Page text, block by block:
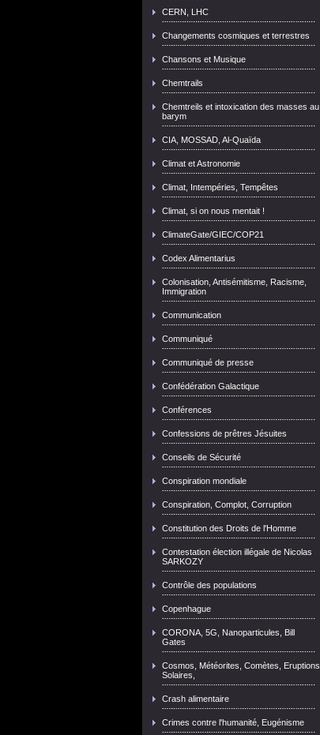
CERN, LHC
Changements cosmiques et terrestres
Chansons et Musique
Chemtrails
Chemtreils et intoxication des masses au
barym
CIA, MOSSAD, Al-Quaïda
Climat et Astronomie
Climat, Intempéries, Tempêtes
Climat, si on nous mentait !
ClimateGate/GIEC/COP21
Codex Alimentarius
Colonisation, Antisémitisme, Racisme,
Immigration
Communication
Communiqué
Communiqué de presse
Confédération Galactique
Conférences
Confessions de prêtres Jésuites
Conseils de Sécurité
Conspiration mondiale
Conspiration, Complot, Corruption
Constitution des Droits de l'Homme
Contestation élection illégale de Nicolas
SARKOZY
Contrôle des populations
Copenhague
CORONA, 5G, Nanoparticules, Bill
Gates
Cosmos, Météorites, Comètes, Eruptions
Solaires,
Crash alimentaire
Crimes contre l'humanité, Eugénisme